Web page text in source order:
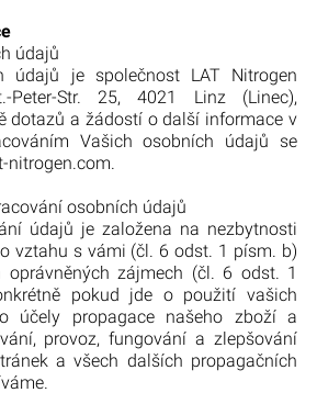
údajů
údajů je společnost LAT Nitrogen
Peter-Str. 25, 4021 Linz (Linec),
dotazů a žádostí o další informace v
Vašich osobních údajů se
nitrogen.com.
osobních údajů
údajů je založena na nezbytnosti
vztahu s vámi (čl. 6 odst. 1 písm. b)
oprávněných zájmech (čl. 6 odst. 1
pokud jde o použití vašich
účely propagace našeho zboží a
provoz, fungování a zlepšování
a všech dalších propagačních